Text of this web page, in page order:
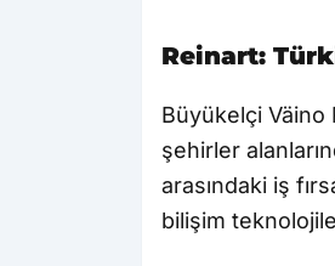
Reinart:
Büyükelçi Väino
şehirler
arasındaki iş
bilişim